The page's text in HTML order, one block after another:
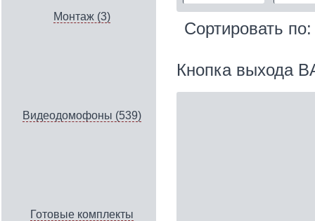
Монтаж (3)
Видеодомофоны (539)
Готовые комплекты
Сортировать
Кнопка выхода